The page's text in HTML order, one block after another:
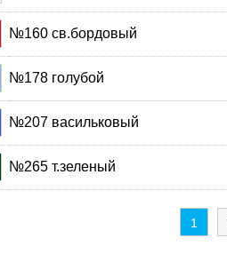
№160 св.бордовый
№178 голубой
№207 васильковый
№265 т.зеленый
1